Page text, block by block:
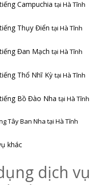
Campuchia tại Hà Tĩnh
Thụy Điển tại Hà Tĩnh
Đan Mạch tại Hà Tĩnh
Thổ Nhĩ Kỳ tại Hà Tĩnh
Bồ Đào Nha tại Hà Tĩnh
Tây Ban Nha tại Hà Tĩnh
khác
dịch vụ